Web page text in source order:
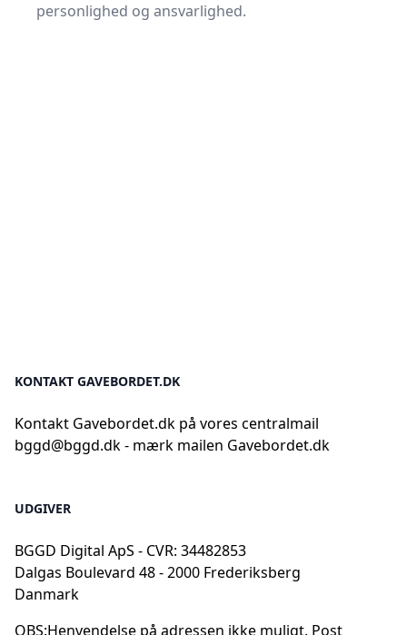
personlighed og ansvarlighed.
KONTAKT GAVEBORDET.DK
Kontakt Gavebordet.dk på vores centralmail
bggd@bggd.dk- mærk mailen Gavebordet.dk
UDGIVER
BGGD Digital ApS - CVR: 34482853
Dalgas Boulevard 48 - 2000 Frederiksberg
Danmark
OBS:Henvendelse på adressen ikke muligt. Post